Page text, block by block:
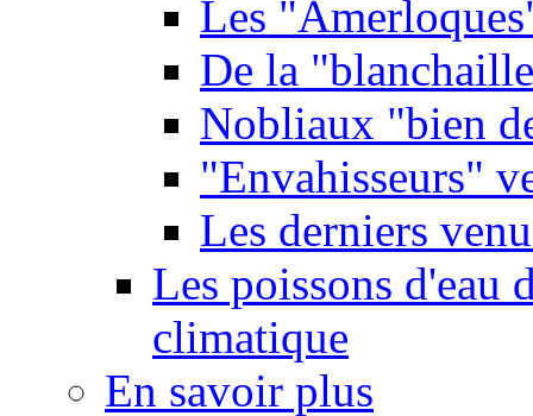
Les
De la
Nobliaux "bien
"Envahisseurs"
Les derniers
Les poissons d'eau
climatique
En savoir plus